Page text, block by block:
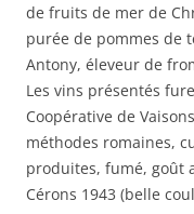
de fruits de mer de
purée de pommes de
Antony, éleveur de
Les vins présentés
Coopérative de
méthodes romaines,
produites, fumé, goût
Cérons 1943 (belle